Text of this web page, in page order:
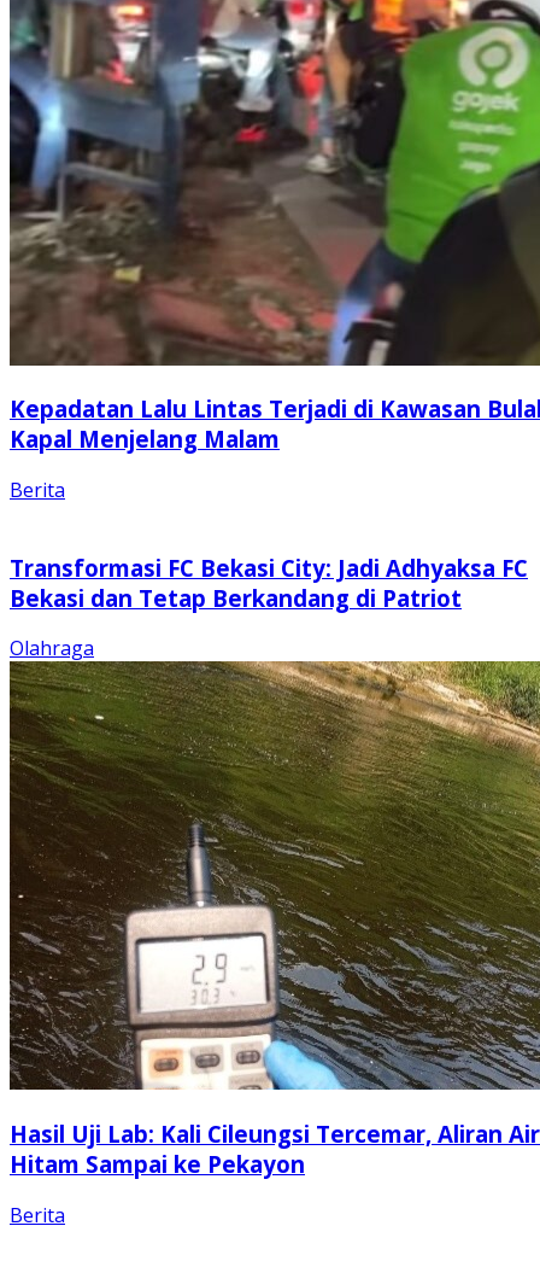
Kepadatan Lalu Lintas Terjadi di Kawasan
Kapal Menjelang Malam
Berita
Transformasi FC Bekasi City: Jadi Adhyaksa FC
Bekasi dan Tetap Berkandang di Patriot
Olahraga
Hasil Uji Lab: Kali Cileungsi Tercemar, Aliran Air
Hitam Sampai ke Pekayon
Berita